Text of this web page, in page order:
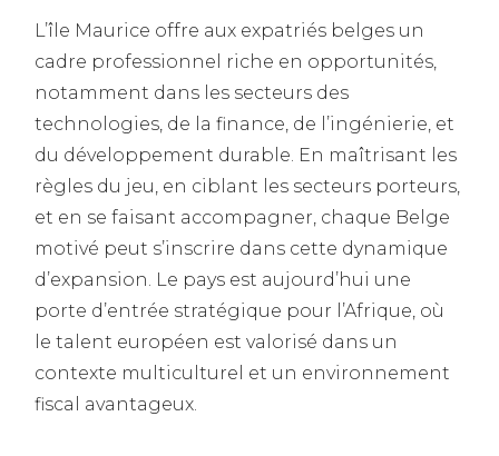
L’île Maurice offre aux expatriés belges un
cadre professionnel riche en opportunités,
notamment dans les secteurs des
technologies, de la finance, de l’ingénierie, et
du développement durable. En maîtrisant les
règles du jeu, en ciblant les secteurs porteurs,
et en se faisant accompagner, chaque Belge
motivé peut s’inscrire dans cette dynamique
d’expansion. Le pays est aujourd’hui une
porte d’entrée stratégique pour l’Afrique, où
le talent européen est valorisé dans un
contexte multiculturel et un environnement
fiscal avantageux.